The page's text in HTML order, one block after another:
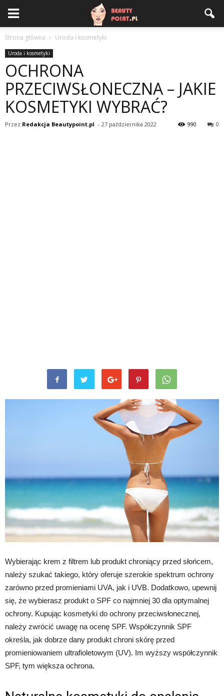
Strona główna Uroda i kosmetyki
Uroda i kosmetyki
OCHRONA
PRZECIWSŁONECZNA – JAKIE
KOSMETYKI WYBRAĆ?
Przez Redakcja Beautypoint.pl - 27 października 2022 0
990
Wybierając krem z filtrem lub produkt chroniący przed słońcem,
należy szukać takiego, który oferuje szerokie spektrum ochrony
zarówno przed promieniami UVA, jak i UVB. Dodatkowo, upewnij
się, że wybierasz produkt o SPF co najmniej 30 dla optymalnej
ochrony. Kupując kosmetyki do ochrony przeciwsłonecznej,
należy zwrócić uwagę na ocenę SPF. Współczynnik SPF
określa, jak dobrze dany produkt chroni skórę przed
promieniowaniem ultrafioletowym (UV). Im wyższy współczynnik
SPF, tym większa ochrona.